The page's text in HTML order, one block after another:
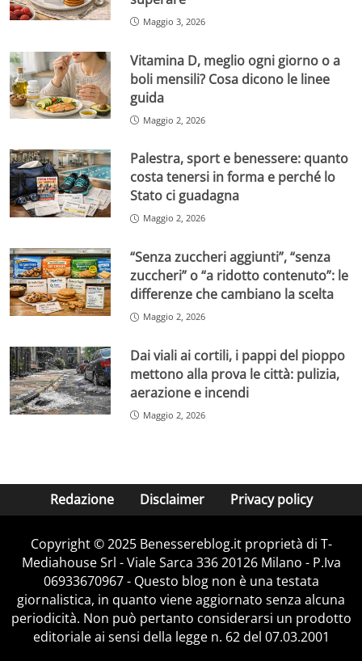
Maggio 3, 2026
Vitamina D, meglio ogni giorno o a
boli mensili? Cosa dicono le linee
guida
Maggio 2, 2026
Palestra, sport e benessere: quanto
costa tenersi in forma e perché lo
Stato ci guadagna
Maggio 2, 2026
“Senza zuccheri aggiunti”, “senza
zuccheri” o “a ridotto contenuto”: le
differenze che cambiano la scelta
Maggio 2, 2026
Dai viali ai cortili, i pappi del pioppo
mettono alla prova le città: pulizia,
aerazione e incendi
Maggio 2, 2026
Redazione Disclaimer Privacy policy
Copyright © 2025 Benessereblog.it proprietà di T-
Mediahouse Srl - Viale Sarca 336 20126 Milano - P.Iva
06933670967 - Questo blog non è una testata
giornalistica, in quanto viene aggiornato senza alcuna
periodicità. Non può pertanto considerarsi un prodotto
editoriale ai sensi della legge n. 62 del 07.03.2001